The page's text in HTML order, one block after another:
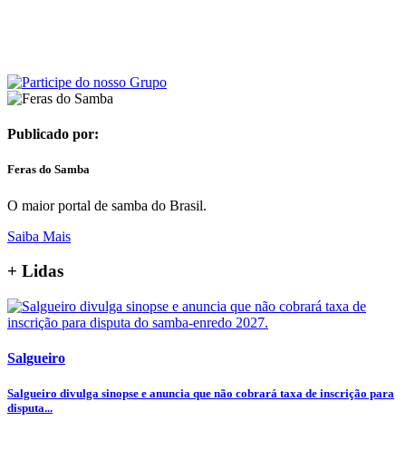
Publicado por:
Feras do Samba
O maior portal de samba do Brasil.
Saiba Mais
+ Lidas
Salgueiro
Salgueiro divulga sinopse e anuncia que não cobrará taxa de inscrição para
disputa...